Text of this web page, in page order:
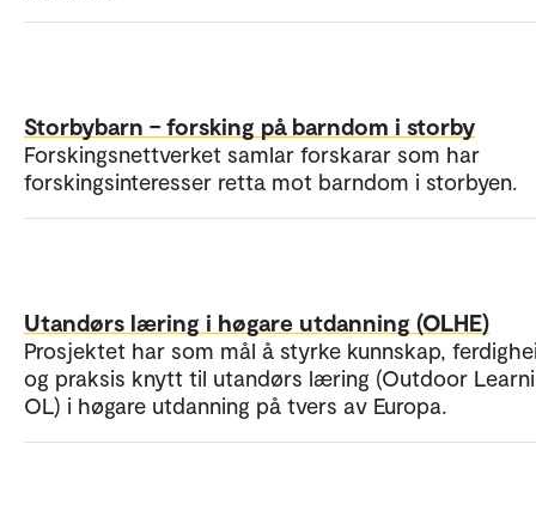
Storbybarn – forsking på barndom i storby
Forskingsnettverket samlar forskarar som har
forskingsinteresser retta mot barndom i storbyen.
Utandørs læring i høgare utdanning (OLHE)
Prosjektet har som mål å styrke kunnskap,
og praksis knytt til utandørs læring (Outdoor
OL) i høgare utdanning på tvers av Europa.